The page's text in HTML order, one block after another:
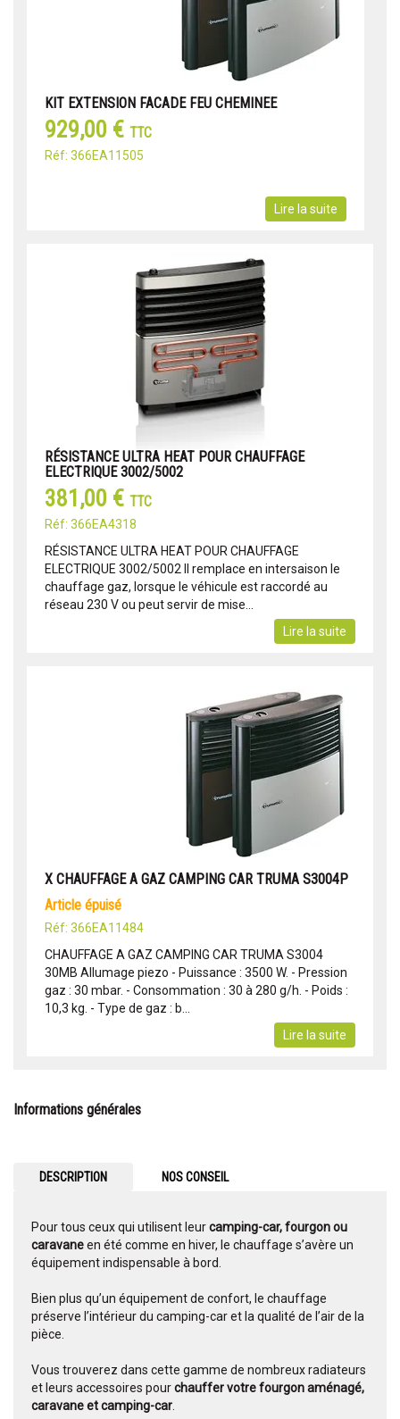
KIT EXTENSION FACADE FEU CHEMINEE
929,00 € TTC
Réf: 366EA11505
Lire la suite
RÉSISTANCE ULTRA HEAT POUR CHAUFFAGE
ELECTRIQUE 3002/5002
381,00 € TTC
Réf: 366EA4318
RÉSISTANCE ULTRA HEAT POUR CHAUFFAGE
ELECTRIQUE 3002/5002 Il remplace en intersaison le
chauffage gaz, lorsque le véhicule est raccordé au
réseau 230 V ou peut servir de mise...
Lire la suite
X CHAUFFAGE A GAZ CAMPING CAR TRUMA S3004P
article épuisé
Réf: 366EA11484
CHAUFFAGE A GAZ CAMPING CAR TRUMA S3004
30MB Allumage piezo - Puissance : 3500 W. - Pression
gaz : 30 mbar. - Consommation : 30 à 280 g/h. - Poids :
10,3 kg. - Type de gaz : b...
Lire la suite
Informations générales
DESCRIPTION NOS CONSEIL
Pour tous ceux qui utilisent leurcamping-car, fourgon ou
caravaneen été comme en hiver, le chauffage s’avère un
équipement indispensable à bord.
Bien plus qu’un équipement de confort, le chauffage
préserve l’intérieur du camping-car et la qualité de l’air de la
pièce.
Vous trouverez dans cette gamme de nombreux radiateurs
et leurs accessoires pourchauffer votre fourgon aménagé,
caravane et camping-car